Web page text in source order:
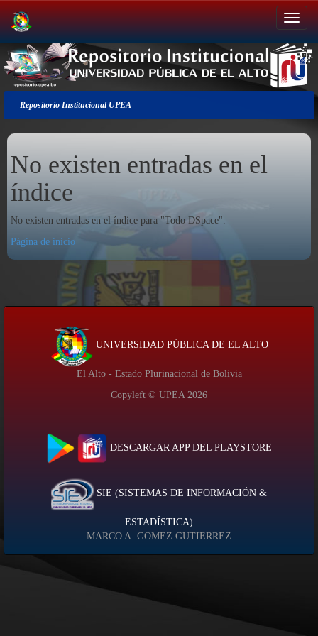
Salir
de
la
navegación
Repositorio Institucional UPEA
No existen entradas en el
índice
No existen entradas en el índice para "Todo DSpace".
Página de inicio
UNIVERSIDAD PÚBLICA DE EL ALTO
El Alto - Estado Plurinacional de Bolivia
Copyleft © UPEA 2026
DESCARGAR APP DEL PLAYSTORE
SIE (SISTEMAS DE INFORMACIÓN &
ESTADÍSTICA)
MARCO A. GOMEZ GUTIERREZ